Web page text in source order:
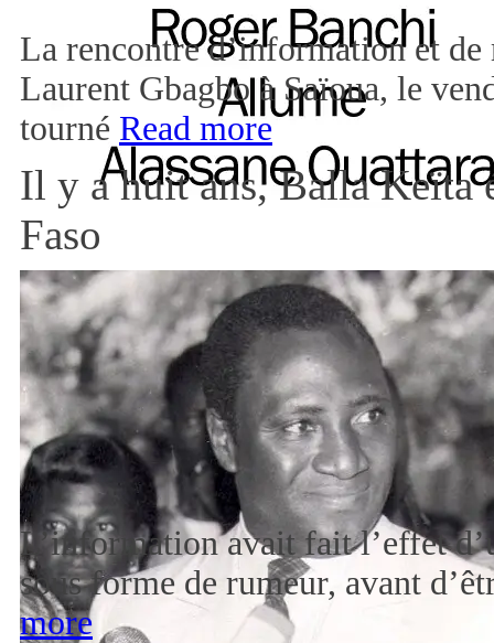
La rencontre d’information et
Laurent Gbagbo à Saïoua, le
tourné Read more
Il y a huit ans, Balla Keïta
Faso
L’information avait fait l’effet
sous forme de rumeur, avant
more